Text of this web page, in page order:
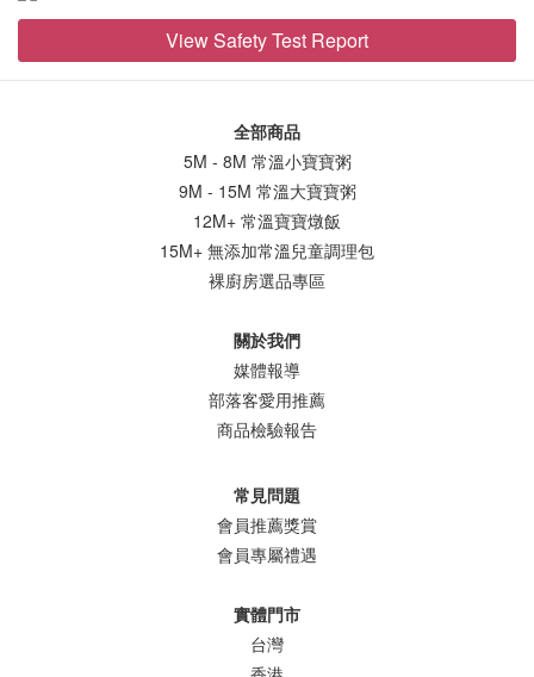
學會咀嚼，順利銜接未來與家人一起用餐的每一天！❓常見問題
FAQ Q：寶寶燉飯米心白白的是沒熟嗎？A：不是，米已經完全煮
段」。 寶寶粥：水分較高、口感細軟，適合剛開始接觸副食品或咀
嚼能力還在建立中的寶寶寶寶燉飯：水分較少、保留米粒顆粒感，
適合1歲以上已經可以吃乾飯的寶寶Q：寶寶燉飯需要再加水去加熱
嗎？A：裸廚房的燉飯在設計上刻意降低水分比例，讓米粒即使經過
熱穿透製程也不會糊化，因此是偏乾飯口感。不過如果寶寶目前還
在適應顆粒食物，可以使用電鍋蒸的方式加熱，會讓米粒軟化更明
識：1歲以上副食品轉換期全攻略：寶寶粥與家庭餐過渡技巧！
https://www.nakedkitchen.net/blog/posts/baby-food-transition10～
12個月副食品重點一次看：從寶寶粥到自主進食全攻略
https://www.nakedkitchen.net/blog/posts/baby-eat-independently
baby-not-fussy-eater
View Safety Test Report
全部商品
5M - 8M 常溫小寶寶粥
9M - 15M 常溫大寶寶粥
12M+ 常溫寶寶燉飯
15M+ 無添加常溫兒童調理包
裸廚房選品專區
關於我們
媒體報導
部落客愛用推薦
商品檢驗報告
常見問題
會員推薦獎賞
會員專屬禮遇
實體門市
台灣